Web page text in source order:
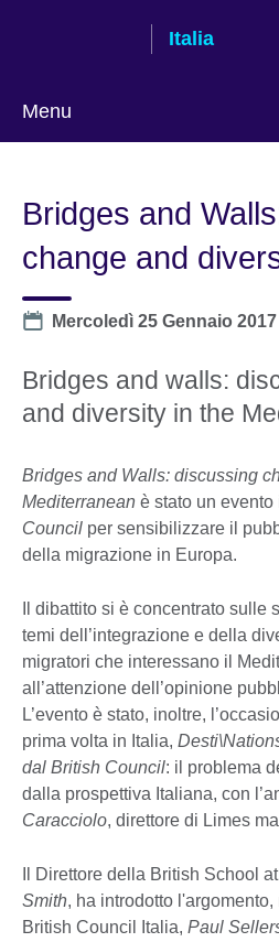
Italia
Menu
Bridges and
change and
Date
Mercoledì 25 Gennaio 2017
Bridges and walls:
and diversity in the
Bridges and Walls: discussing
Mediterranean è stato un evento
Council per sensibilizzare il
della migrazione in Europa.
Il dibattito si è concentrato sulle
temi dell’integrazione e della
migratori che interessano il
all’attenzione dell’opinione
L’evento è stato, inoltre,
prima volta in Italia,
dal British Council: il problema
dalla prospettiva Italiana, con
Caracciolo, direttore di Limes
Il Direttore della British School
Smith, ha introdotto
British Council Italia, Paul